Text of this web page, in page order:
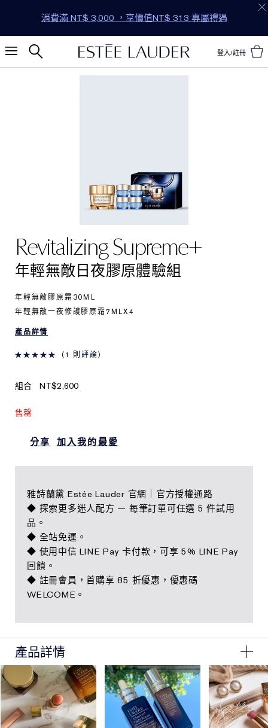
消費滿 NT$ 3,000 ，享價值NT$ 313 專屬禮遇
登入/註冊
Revitalizing Supreme+
年輕無敵日夜膠原體驗組
年輕無敵膠原霜30ML
年輕無敵一夜修護膠原霜7MLX4
產品詳情
1 則評論
組合NT$2,600
售罄
分享 加入我的最愛
雅詩蘭黛 Estée Lauder 官網｜官方授權通路
◆ 探索更多迷人配方 — 每筆訂單可任選 5 件試用
品。
◆ 全站免運。
◆ 使用中信 LINE Pay 卡付款，可享 5% LINE Pay
回饋。
◆ 註冊會員，首購享 85 折優惠，優惠碼
WELCOME。
產品詳情
年輕無敵膠原霜30ml
年輕無敵一夜修護膠原霜7mlx4
年輕無敵膠原霜30ml